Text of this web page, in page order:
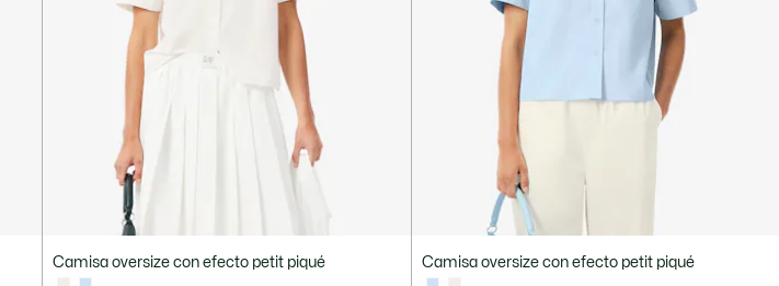
Camisa oversize con efecto petit piqué Camisa oversize con efecto petit piqué